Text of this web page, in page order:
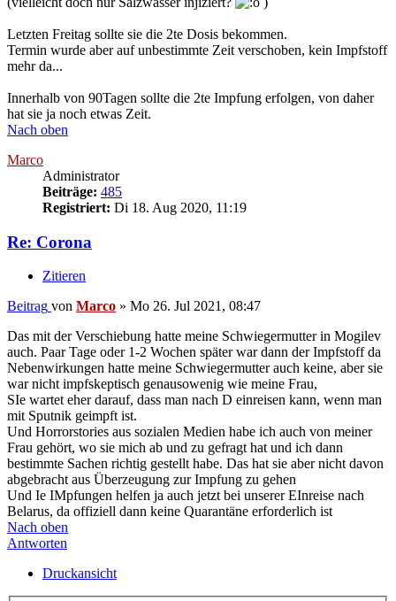
Letzten Freitag sollte sie die 2te Dosis bekommen.
Termin wurde aber auf unbestimmte Zeit verschoben, kein Impfstoff
mehr da...
Innerhalb von 90Tagen sollte die 2te Impfung erfolgen, von daher
hat sie ja noch etwas Zeit.
Nach oben
Marco
Administrator
Beiträge: 485
Registriert: Di 18. Aug 2020, 11:19
Re: Corona
Zitieren
Beitrag von Marco » Mo 26. Jul 2021, 08:47
Das mit der Verschiebung hatte meine Schwiegermutter in Mogilev
auch. Paar Tage oder 1-2 Wochen später war dann der Impfstoff da
Nebenwirkungen hatte meine Schwiegermutter auch keine, aber sie
war nicht impfskeptisch genausowenig wie meine Frau,
SIe wartet eher darauf, dass man nach D einreisen kann, wenn man
mit Sputnik geimpft ist.
Und Horrorstories aus sozialen Medien habe ich auch von meiner
Frau gehört, wo sie mich ab und zu gefragt hat und ich dann
bestimmte Sachen richtig gestellt habe. Das hat sie aber nicht davon
abgebracht aus Überzeugung zur Impfung zu gehen
Und Ie IMpfungen helfen ja auch jetzt bei unserer EInreise nach
Belarus, da offiziell dann keine Quarantäne erforderlich ist
Nach oben
Antworten
Druckansicht